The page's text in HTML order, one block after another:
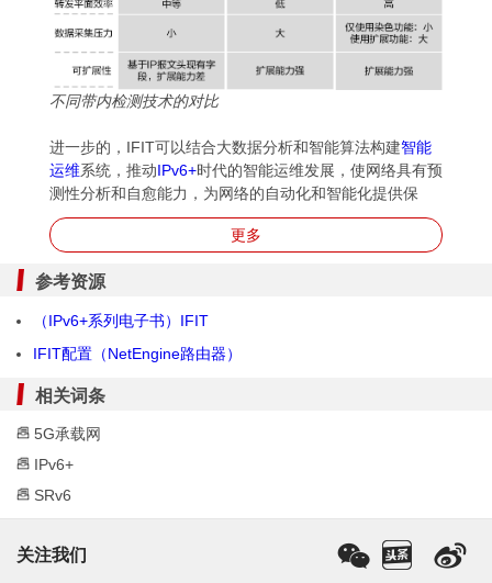
不同带内检测技术的对比
进一步的，IFIT可以结合大数据分析和智能算法构建智能
运维系统，推动IPv6+时代的智能运维发展，使网络具有预
测性分析和自愈能力，为网络的自动化和智能化提供保
障。
IFIT有哪些优势？
以下将从检测数据、业务场景、用户界面以及
个方面展示IFIT技术的优越性。
高精度多维度检测真实业务质量
传统OAM技术的测试报文转发路径可能与真实业务流转发
路径存在差异，IFIT提供的随流检测能力基于真实业务报
文展开，检测数据可以高精度、多维度地展现真实业务质
量，具体描述如下：
IFIT可以真实还原报文的实际转发路径，配合Telemetry
秒级数据采集功能实现网络SLA的实时监控，丢包检测
检测精度可达微秒级，能够进
更多
参考资源
（IPv6+系列电子书）IFIT
IFIT配置（NetEngine路由器）
相关词条
5G承载网
IPv6+
SRv6
关注我们